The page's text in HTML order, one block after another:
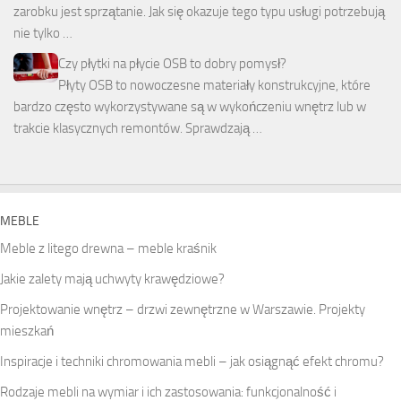
zarobku jest sprzątanie. Jak się okazuje tego typu usługi potrzebują
nie tylko …
Czy płytki na płycie OSB to dobry pomysł?
Płyty OSB to nowoczesne materiały konstrukcyjne, które
bardzo często wykorzystywane są w wykończeniu wnętrz lub w
trakcie klasycznych remontów. Sprawdzają …
MEBLE
Meble z litego drewna – meble kraśnik
Jakie zalety mają uchwyty krawędziowe?
Projektowanie wnętrz – drzwi zewnętrzne w Warszawie. Projekty
mieszkań
Inspiracje i techniki chromowania mebli – jak osiągnąć efekt chromu?
Rodzaje mebli na wymiar i ich zastosowania: funkcjonalność i